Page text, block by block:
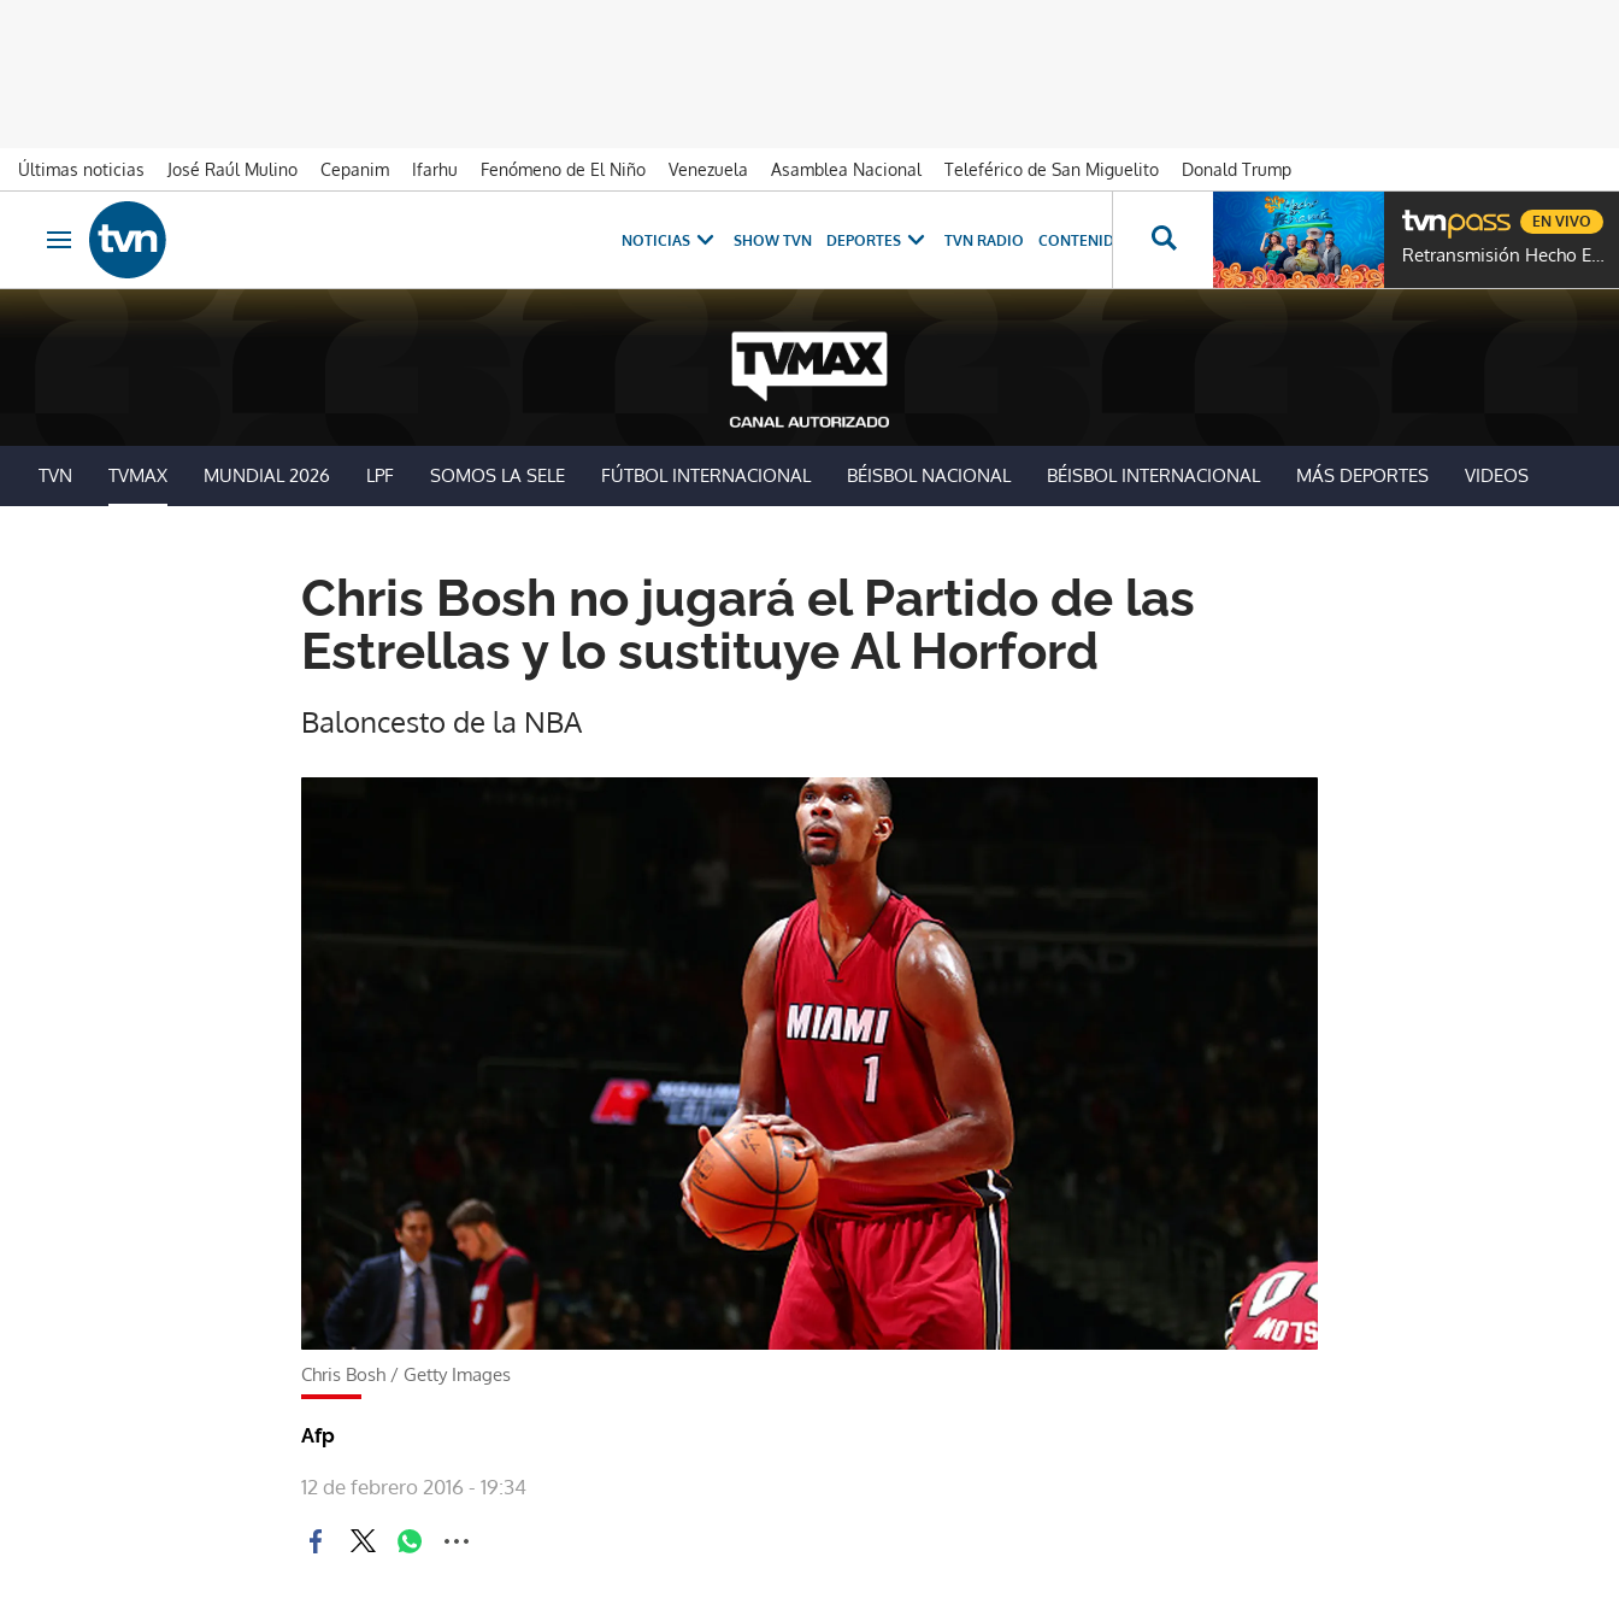
Últimas noticias José Raúl Mulino Cepanim Ifarhu Fenómeno de El Niño Venezuela Asamblea Nacional Teleférico de San Miguelito
Donald Trump
Ir al contenido
Obrir navegació
NOTICIAS SHOW TVN DEPORTES TVN RADIO CONTENIDOS ESPECIALES NOVELAS PROGRAMAS GENTE TVN
Retransmisión Hecho En Panamá
EN VIVO
TVN TVMAX MUNDIAL 2026 LPF SOMOS LA SELE FÚTBOL INTERNACIONAL BÉISBOL NACIONAL BÉISBOL INTERNACIONAL MÁS DEPORTES VIDEOS
Chris Bosh no jugará el Partido de las
Estrellas y lo sustituye Al Horford
Baloncesto de la NBA
Chris Bosh / Getty Images
Afp
12 de febrero 2016 - 19:34